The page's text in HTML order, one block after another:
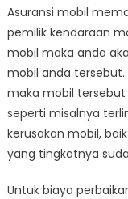
Asuransi mobil
pemilik kendaraan
mobil maka anda
mobil anda tersebut.
maka mobil
seperti misalnya
kerusakan mobil,
yang tingkatnya
Untuk biaya